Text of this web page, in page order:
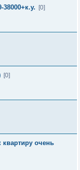
[0]
[0]
очень